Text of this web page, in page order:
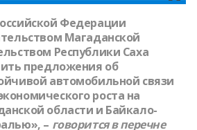
Федерации
Магаданской
Республики Саха
предложения об
автомобильной связи
роста на
области и Байкало-
– говорится в перечне